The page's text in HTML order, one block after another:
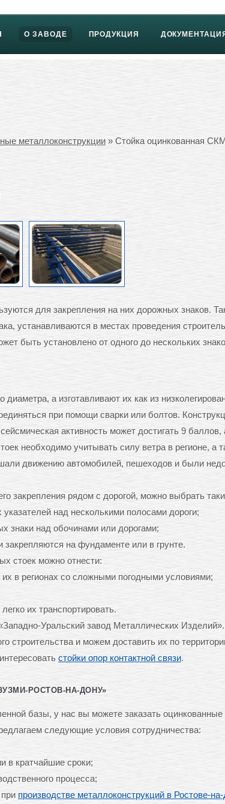
О ЗАВОДЕ ПРОДУКЦИЯ
металлоконструкции » Стойка оцинкованная СКМ
для закрепления на них дорожных знаков.
устанавливаются в местах проведения
быть установлено от одного до нескольких
а изготавливают их как из
при помощи сварки или болтов.
активность может достигать 9 баллов,
необходимо учитывать силу ветра в регионе, а
движению автомобилей, пешеходов и были
закрепления рядом с дорогой, можно выбрать
над несколькими полосами дороги;
знаки над обочинами или дорогами;
на фундаменте или в грунте.
стоек можно отнести:
их в регионах со сложными погодными условиями;
их транспортировать.
Уральский завод Металлических
строительства и можем доставить их по
стойки опор контактной связи.
РОСТОВ-НА-ДОНУ»
базы, у нас вы можете заказать
следующие условия сотрудничества:
в кратчайшие сроки;
процесса;
производстве металлоконструкций в Ростове-